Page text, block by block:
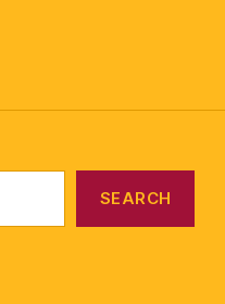
SEARCH